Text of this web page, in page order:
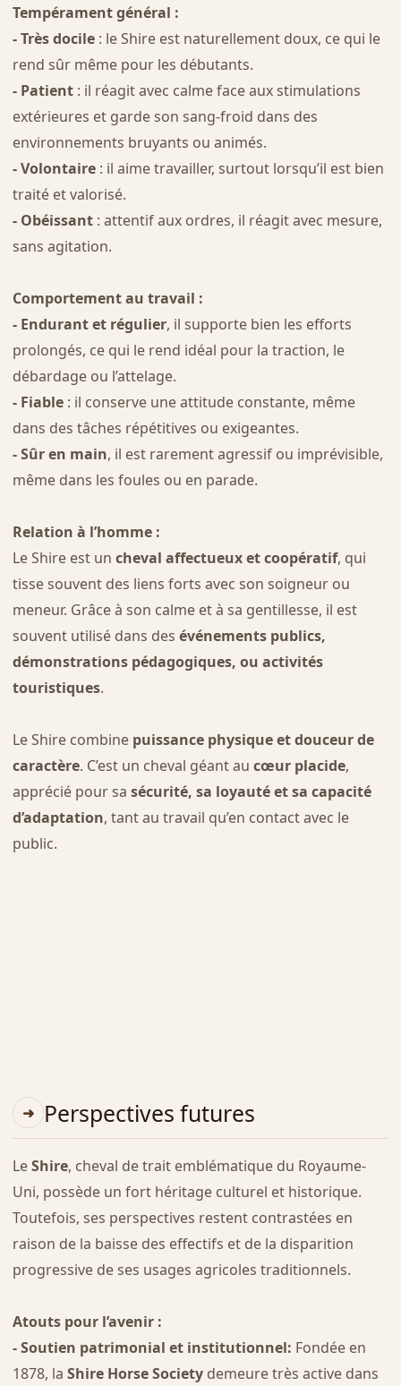
Tempérament général :
- Très docile: le Shire est naturellement doux, ce qui le
rend sûr même pour les débutants.
- Patient: il réagit avec calme face aux stimulations
extérieures et garde son sang-froid dans des
environnements bruyants ou animés.
- Volontaire: il aime travailler, surtout lorsqu’il est bien
traité et valorisé.
- Obéissant: attentif aux ordres, il réagit avec mesure,
sans agitation.
Comportement au travail :
- Endurant et régulier, il supporte bien les efforts
prolongés, ce qui le rend idéal pour la traction, le
débardage ou l’attelage.
- Fiable: il conserve une attitude constante, même
dans des tâches répétitives ou exigeantes.
- Sûr en main, il est rarement agressif ou imprévisible,
même dans les foules ou en parade.
Relation à l’homme :
Le Shire est un cheval affectueux et coopératif, qui
tisse souvent des liens forts avec son soigneur ou
meneur. Grâce à son calme et à sa gentillesse, il est
souvent utilisé dans des événements publics,
démonstrations pédagogiques, ou activités
touristiques.
Le Shire combine puissance physique et douceur de
caractère. C’est un cheval géant au cœur placide,
apprécié pour sa sécurité, sa loyauté et sa capacité
d’adaptation, tant au travail qu’en contact avec le
public.
Perspectives futures
LeShire, cheval de trait emblématique du Royaume-
Uni, possède un fort héritage culturel et historique.
Toutefois, ses perspectives restent contrastées en
raison de la baisse des effectifs et de la disparition
progressive de ses usages agricoles traditionnels.
Atouts pour l’avenir :
- Soutien patrimonial et institutionnel: Fondée en
1878, la Shire Horse Societydemeure très active dans